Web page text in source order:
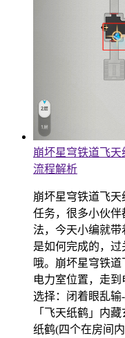
崩坏星穹铁道飞
流程解析
崩坏星穹铁道飞
任务，很多小伙
法，今天小编就
是如何完成的，
哦。崩坏星穹铁
电力室位置，走
选择：闭着眼乱
「飞天纸鹤」内
纸鹤(四个在房间